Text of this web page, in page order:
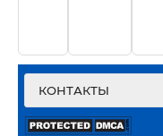
КОНТАКТЫ